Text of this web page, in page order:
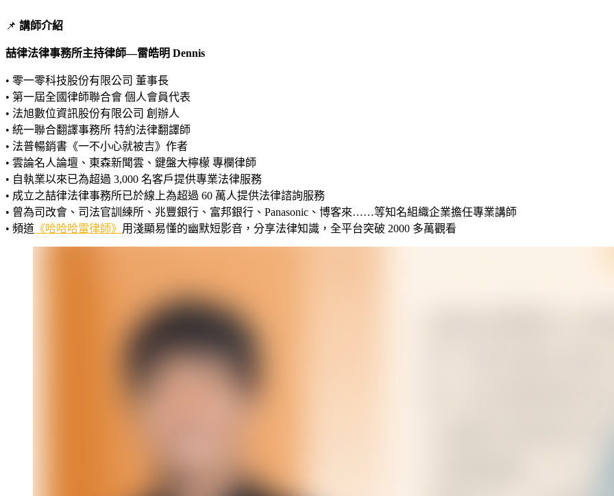
📌 講師介紹
喆律法律事務所主持律師—雷皓明 Dennis
• 零一零科技股份有限公司 董事長
• 第一屆全國律師聯合會 個人會員代表
• 法旭數位資訊股份有限公司 創辦人
• 統一聯合翻譯事務所 特約法律翻譯師
• 法普暢銷書《一不小心就被吉》作者
• 雲論名人論壇、東森新聞雲、鍵盤大檸檬 專欄律師
• 自執業以來已為超過 3,000 名客戶提供專業法律服務
• 成立之喆律法律事務所已於線上為超過 60 萬人提供法律諮詢服務
• 曾為司改會、司法官訓練所、兆豐銀行、富邦銀行、Panasonic、博客來……等知名組織企業擔任專業講師
• 頻道 《哈哈哈雷律師》 用淺顯易懂的幽默短影音，分享法律知識，全平台突破 2000 多萬觀看